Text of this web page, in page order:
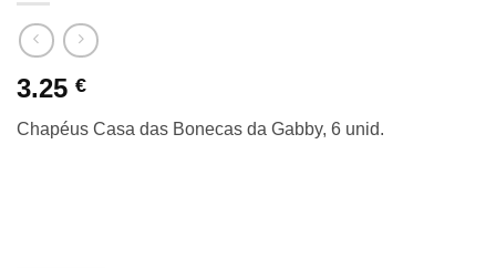
3.25 €
Chapéus Casa das Bonecas da Gabby, 6 unid.